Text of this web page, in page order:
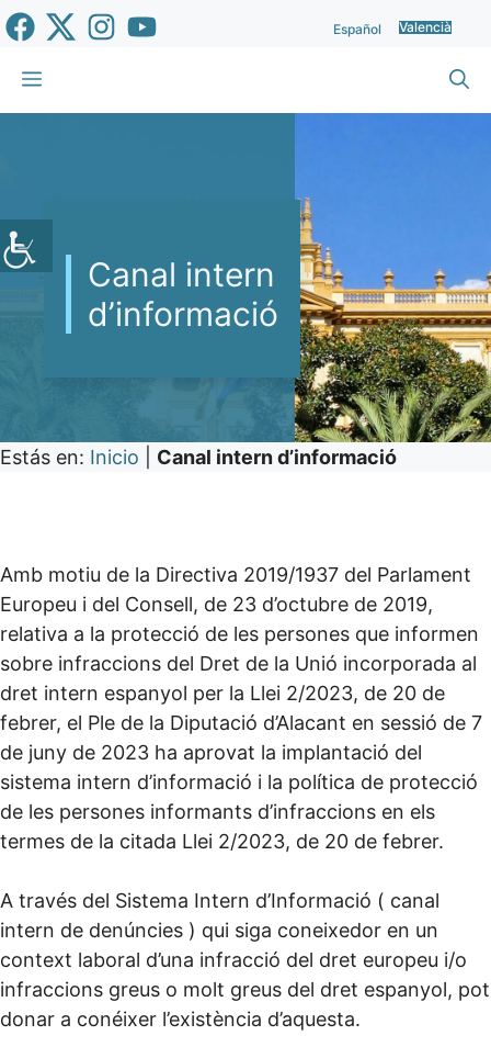
Vés
al
contingut
Español Valencià
Menu
Canal intern
d’informació
Estás en: Inicio Canal intern d’informació
Amb motiu de la Directiva 2019/1937 del Parlament
Europeu i del Consell, de 23 d’octubre de 2019,
relativa a la protecció de les persones que informen
sobre infraccions del Dret de la Unió incorporada al
dret intern espanyol per la Llei 2/2023, de 20 de
febrer, el Ple de la Diputació d’Alacant en sessió de 7
de juny de 2023 ha aprovat la implantació del
sistema intern d’informació i la política de protecció
de les persones informants d’infraccions en els
termes de la citada Llei 2/2023, de 20 de febrer.
A través del Sistema Intern d’Informació ( canal
intern de denúncies ) qui siga coneixedor en un
context laboral d’una infracció del dret europeu i/o
infraccions greus o molt greus del dret espanyol, pot
donar a conéixer l’existència d’aquesta.